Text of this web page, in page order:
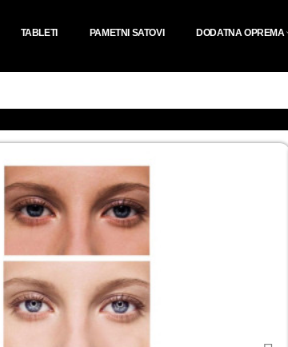
TABLETI PAMETNI SATOVI DODATNA OPREMA